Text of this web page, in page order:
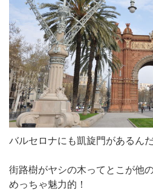
バルセロナにも凱旋門があるん
街路樹がヤシの木ってとこが他
めっちゃ魅力的！